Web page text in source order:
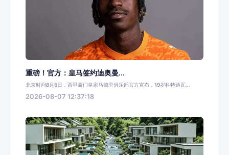
重磅！官方：皇马签约迪奥曼...
北京时间8月6日，西甲豪门皇家马德里俱乐部官方宣布，19岁科特迪瓦...
2026-08-07 12:37:18